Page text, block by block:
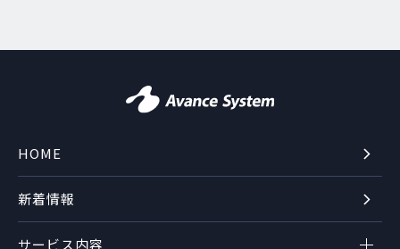
HOME
サービス内容
新着情報